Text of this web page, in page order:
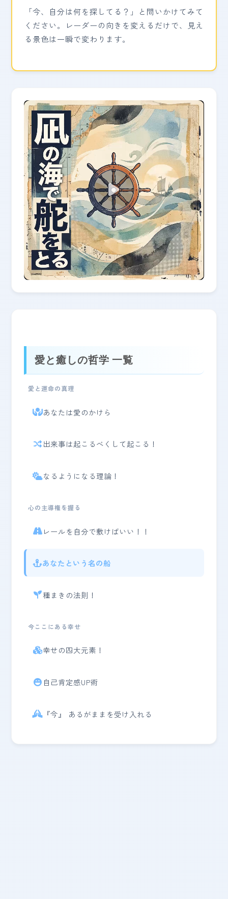
「今、自分は何を探してる？」と問いかけてみて
ください。レーダーの向きを変えるだけで、見え
る景色は一瞬で変わります。
0:00 / 0:00
愛と癒しの哲学 一覧
愛と運命の真理
あなたは愛のかけら
出来事は起こるべくして起こる！
なるようになる理論！
心の主導権を握る
レールを自分で敷けばいい！！
あなたという名の船
種まきの法則！
今ここにある幸せ
幸せの四大元素！
自己肯定感UP術
『今』 あるがままを受け入れる